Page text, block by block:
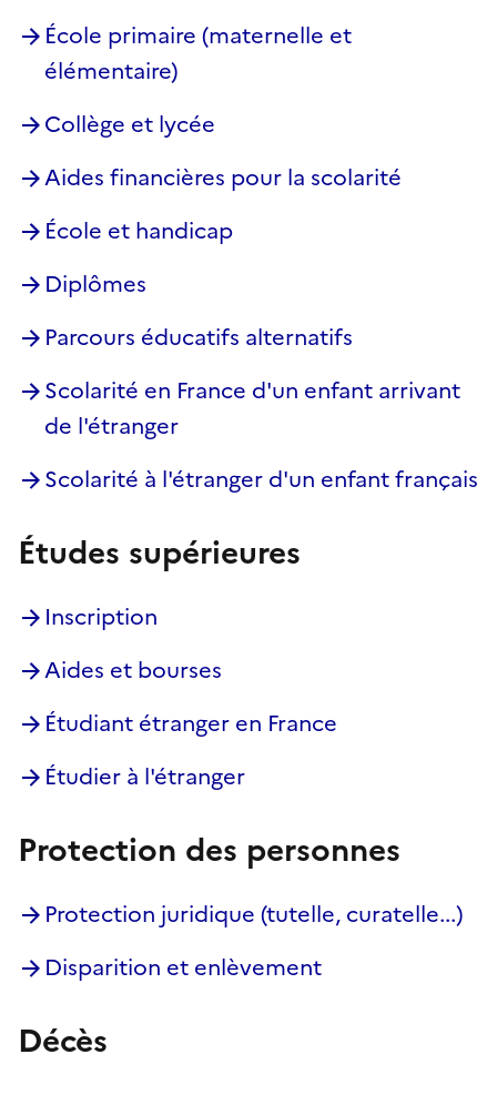
École primaire (maternelle et
élémentaire)
Collège et lycée
Aides financières pour la scolarité
École et handicap
Diplômes
Parcours éducatifs alternatifs
Scolarité en France d'un enfant arrivant
de l'étranger
Scolarité à l'étranger d'un enfant français
Études supérieures
Inscription
Aides et bourses
Étudiant étranger en France
Étudier à l'étranger
Protection des personnes
Protection juridique (tutelle, curatelle...)
Disparition et enlèvement
Décès